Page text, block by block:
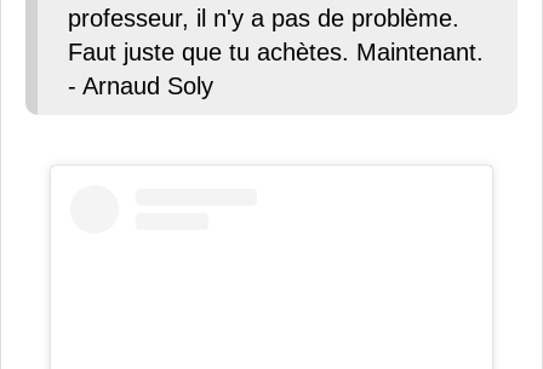
professeur, il n'y a pas de problème.
Faut juste que tu achètes. Maintenant.
- Arnaud Soly